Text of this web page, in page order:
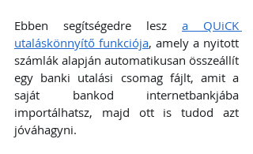
Ebben segítségedre lesz a QUiCK
utaláskönnyítő funkciója, amely a nyitott
számlák alapján automatikusan összeállít
egy banki utalási csomag fájlt, amit a
saját bankod internetbankjába
importálhatsz, majd ott is tudod azt
jóváhagyni.